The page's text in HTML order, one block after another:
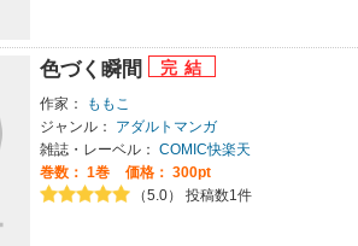
色づく瞬間
作家：
ももこ
ジャンル：
アダルトマンガ
雑誌・レーベル： COMIC快楽天
巻数： 1巻
価格： 300pt
（5.0） 投稿数1件